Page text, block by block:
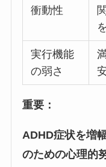
衝動性
実行機能
の弱さ
重要：
ADHD症状を増
のための心理的